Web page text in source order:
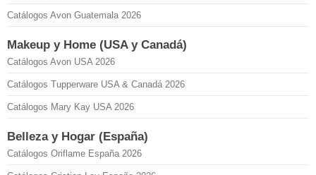
Catálogos Avon Guatemala 2026
Makeup y Home (USA y Canadá)
Catálogos Avon USA 2026
Catálogos Tupperware USA & Canadá 2026
Catálogos Mary Kay USA 2026
Belleza y Hogar (España)
Catálogos Oriflame España 2026